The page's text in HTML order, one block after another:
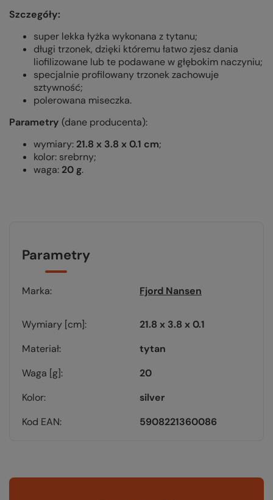
Szczegóły:
super lekka łyżka wykonana z tytanu;
długi trzonek, dzięki któremu łatwo zjesz dania
liofilizowane lub te podawane w głębokim naczyniu;
specjalnie profilowany trzonek zachowuje
sztywność;
polerowana miseczka.
Parametry (dane producenta):
wymiary: 21.8 x 3.8 x 0.1 cm;
kolor: srebrny;
waga: 20 g.
Parametry
Marka Fjord Nansen
Wymiary [cm]
21.8 x 3.8 x 0.1
Materiał
tytan
Waga [g]
20
Kolor
silver
Kod EAN
5908221360086